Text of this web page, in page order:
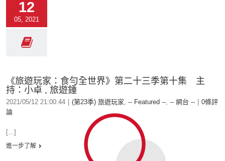
12
05, 2021
《旅遊玩家：食勻全世界》第二十三季第十集 主
持：小卓 , 旅遊鍾
2021/05/12 21:00:44 (第23季) 旅遊玩家, -- Featured --, -- 網台 --
0條評
論
[...]
進一步了解